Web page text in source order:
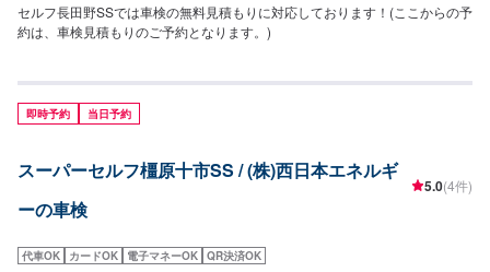
セルフ長田野SSでは車検の無料見積もりに対応しております！(ここからの予
約は、車検見積もりのご予約となります。)
即時予約 当日予約
スーパーセルフ橿原十市SS / (株)西日本エネルギ
ーの車検
5.0(4件)
代車OK カードOK 電子マネーOK QR決済OK